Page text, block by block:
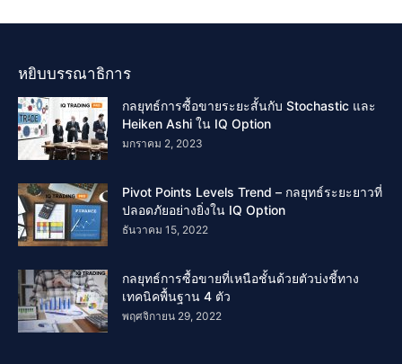
หยิบบรรณาธิการ
กลยุทธ์การซื้อขายระยะสั้นกับ Stochastic และ
Heiken Ashi ใน IQ Option
มกราคม 2, 2023
Pivot Points Levels Trend – กลยุทธ์ระยะยาวที่
ปลอดภัยอย่างยิ่งใน IQ Option
ธันวาคม 15, 2022
กลยุทธ์การซื้อขายที่เหนือชั้นด้วยตัวบ่งชี้ทาง
เทคนิคพื้นฐาน 4 ตัว
พฤศจิกายน 29, 2022